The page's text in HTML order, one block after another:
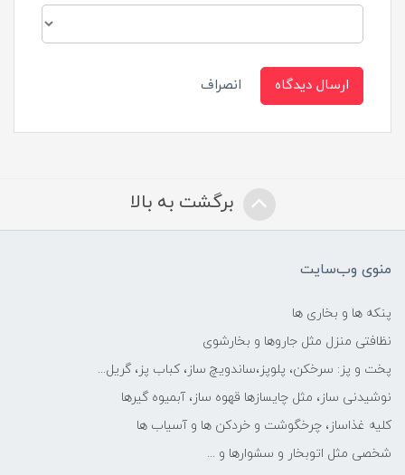
ارسال دیدگاه انصراف
برگشت به بالا
منوی وب‌سایت
پنکه ها و بخاری ها
نظافتی منزل مثل جاروها و بخارشوی
پخت و پز: سرخکن، پلوپز،ساندویچ ساز، کباب پز، گریل...
نوشیدنی ساز، مثل چایسازها قهوه ساز، آبمیوه گیرها
کلیه غذاساز، چرخگوشت و خردکن ها و آسیاب ها
شخصی مثل اتوبخار و سشوارها و ...